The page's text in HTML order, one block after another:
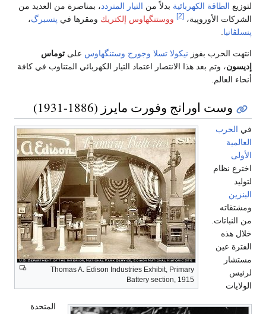
لتوزيع الطاقة الكهربائية بدلاً من التيار المتردد، بمناصرة من العديد من
الشركات الأوروپية، [2] ووستنگهاوس إلكتريك ومقرها في پتسبرگ،
پنسلڤانيا
انتهت الحرب بفوز نيكولا تسلا وجورج وستنگهاوس على توماس
إديسون، وتم بعد هذا الانتصار اعتماد التيار الكهربائي المتناوب في كافة
أنحاء العالم.
وست اورانج وفورت مايرز (1886-1931)
Thomas A. Edison Industries Exhibit, Primary
Battery section, 1915
في الحرب
العالمية
الأولى
اخترع نظام
لتوليد
البنزين
ومشتقاته
من النباتات.
خلال هذه
الفترة عين
مستشار
لرئيس
الولايات
المتحدة